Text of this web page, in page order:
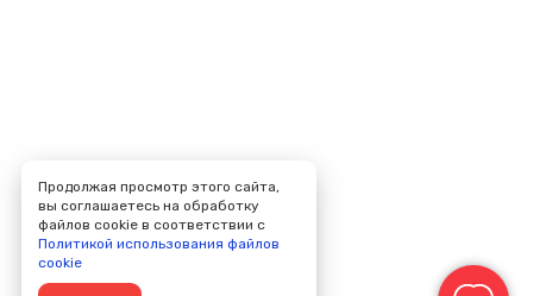
Продолжая просмотр этого сайта,
вы соглашаетесь на обработку
файлов cookie в соответствии с
Политикой использования файлов
cookie